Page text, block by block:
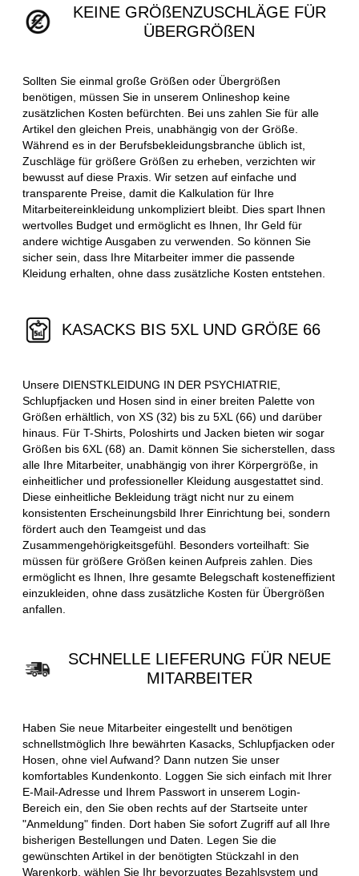
KEINE GRÖßENZUSCHLÄGE FÜR
ÜBERGRÖßEN
Sollten Sie einmal große Größen oder Übergrößen
benötigen, müssen Sie in unserem Onlineshop keine
zusätzlichen Kosten befürchten. Bei uns zahlen Sie für alle
Artikel den gleichen Preis, unabhängig von der Größe.
Während es in der Berufsbekleidungsbranche üblich ist,
Zuschläge für größere Größen zu erheben, verzichten wir
bewusst auf diese Praxis. Wir setzen auf einfache und
transparente Preise, damit die Kalkulation für Ihre
Mitarbeitereinkleidung unkompliziert bleibt. Dies spart Ihnen
wertvolles Budget und ermöglicht es Ihnen, Ihr Geld für
andere wichtige Ausgaben zu verwenden. So können Sie
sicher sein, dass Ihre Mitarbeiter immer die passende
Kleidung erhalten, ohne dass zusätzliche Kosten entstehen.
KASACKS BIS 5XL UND GRÖßE 66
Unsere DIENSTKLEIDUNG IN DER PSYCHIATRIE,
Schlupfjacken und Hosen sind in einer breiten Palette von
Größen erhältlich, von XS (32) bis zu 5XL (66) und darüber
hinaus. Für T-Shirts, Poloshirts und Jacken bieten wir sogar
Größen bis 6XL (68) an. Damit können Sie sicherstellen, dass
alle Ihre Mitarbeiter, unabhängig von ihrer Körpergröße, in
einheitlicher und professioneller Kleidung ausgestattet sind.
Diese einheitliche Bekleidung trägt nicht nur zu einem
konsistenten Erscheinungsbild Ihrer Einrichtung bei, sondern
fördert auch den Teamgeist und das
Zusammengehörigkeitsgefühl. Besonders vorteilhaft: Sie
müssen für größere Größen keinen Aufpreis zahlen. Dies
ermöglicht es Ihnen, Ihre gesamte Belegschaft kosteneffizient
einzukleiden, ohne dass zusätzliche Kosten für Übergrößen
anfallen.
SCHNELLE LIEFERUNG FÜR NEUE
MITARBEITER
Haben Sie neue Mitarbeiter eingestellt und benötigen
schnellstmöglich Ihre bewährten Kasacks, Schlupfjacken oder
Hosen, ohne viel Aufwand? Dann nutzen Sie unser
komfortables Kundenkonto. Loggen Sie sich einfach mit Ihrer
E-Mail-Adresse und Ihrem Passwort in unserem Login-
Bereich ein, den Sie oben rechts auf der Startseite unter
"Anmeldung" finden. Dort haben Sie sofort Zugriff auf all Ihre
bisherigen Bestellungen und Daten. Legen Sie die
gewünschten Artikel in der benötigten Stückzahl in den
Warenkorb, wählen Sie Ihr bevorzugtes Bezahlsystem und